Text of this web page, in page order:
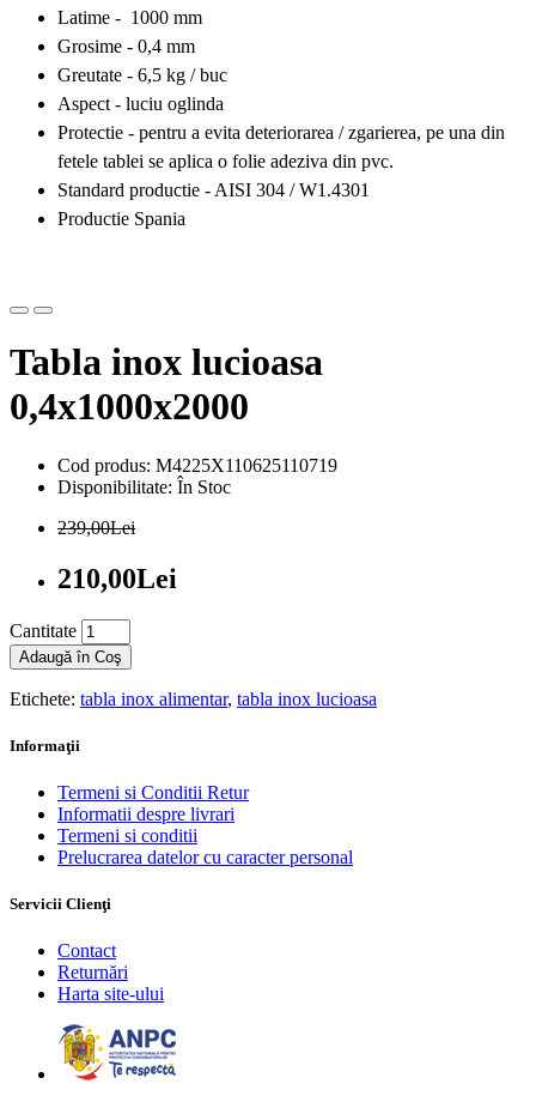
Latime - 1000 mm
Grosime - 0,4 mm
Greutate - 6,5 kg / buc
Aspect - luciu oglinda
Protectie - pentru a evita deteriorarea / zgarierea, pe una din
fetele tablei se aplica o folie adeziva din pvc.
Standard productie - AISI 304 / W1.4301
Productie Spania
Tabla inox lucioasa
0,4x1000x2000
Cod produs: M4225X110625110719
Disponibilitate: În Stoc
239,00Lei
210,00Lei
Cantitate
Adaugă în Coş
Etichete: tabla inox alimentar, tabla inox lucioasa
Informaţii
Termeni si Conditii Retur
Informatii despre livrari
Termeni si conditii
Prelucrarea datelor cu caracter personal
Servicii Clienţi
Contact
Returnări
Harta site-ului